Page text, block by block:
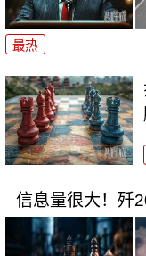
最热
信息量很大！歼